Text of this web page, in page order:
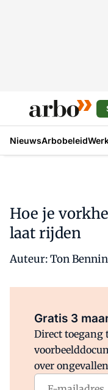
NieuwsArbobeleid
Hoe je
laat rijden
Auteur: Ton
Gratis 3
Direct toegang
over